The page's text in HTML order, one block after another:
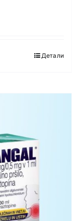
Детали